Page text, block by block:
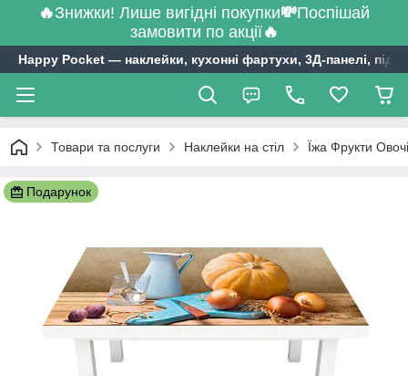
🔥Знижки! Лише вигідні покупки💸Поспішай
замовити по акції🔥
Happy Pocket ― наклейки, кухонні фартухи, 3Д-панелі,
Товари та послуги Наклейки на стіл Їжа Фрукти
Подарунок